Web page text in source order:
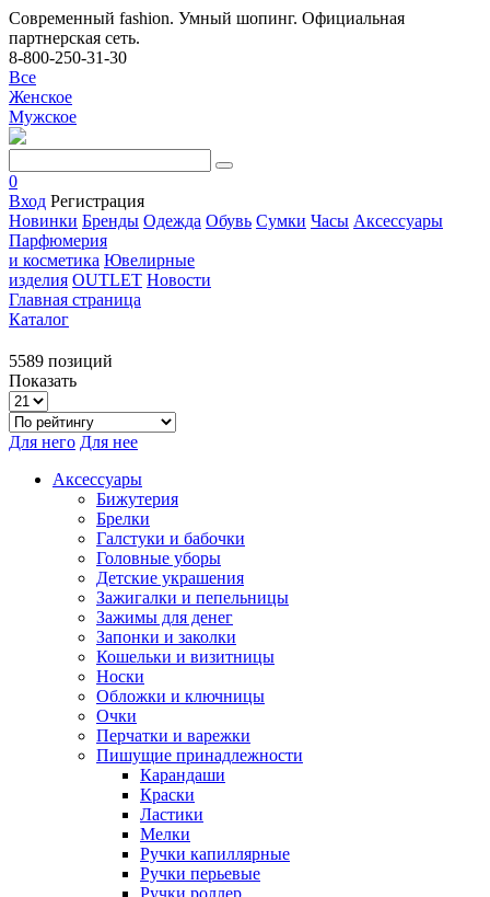
Современный fashion. Умный шопинг. Официальная
партнерская сеть.
8-800-250-31-30
Все
Женское
Мужское
0
Вход Регистрация
Новинки Бренды Одежда Обувь Сумки Часы Аксессуары
Парфюмерия
и косметика Ювелирные
изделия OUTLET Новости
Главная страница
Каталог
5589 позиций
Показать
Для него Для нее
Аксессуары
Бижутерия
Брелки
Галстуки и бабочки
Головные уборы
Детские украшения
Зажигалки и пепельницы
Зажимы для денег
Запонки и заколки
Кошельки и визитницы
Носки
Обложки и ключницы
Очки
Перчатки и варежки
Пишущие принадлежности
Карандаши
Краски
Ластики
Мелки
Ручки капиллярные
Ручки перьевые
Ручки роллер